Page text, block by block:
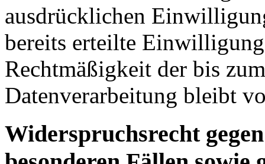
ausdrücklichen
bereits erteilte
Rechtmäßigkeit der bis
Datenverarbeitung bleibt
Widerspruchsrecht